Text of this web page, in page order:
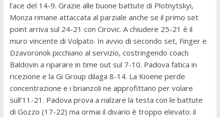
l’ace del 14-9. Grazie alle buone battute di Plotnytskyi,
Monza rimane attaccata al parziale anche se il primo set
point arriva sul 24-21 con Cirovic. A chiudere 25-21 è il
muro vincente di Volpato. In avvio di secondo set, Finger e
Dzavoronok picchiano al servizio, costringendo coach
Baldovin a riparare in time out sul 7-10. Padova fatica in
ricezione e la Gi Group dilaga 8-14. La Kioene perde
concentrazione e i brianzoli ne approfittano per volare
sull’11-21. Padova prova a rialzare la testa con le battute
di Gozzo (17-22) ma ormai il divario è troppo elevato: il